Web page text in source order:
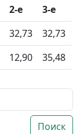
2-е
3-е
32,73
32,73
12,90 35,48
Поиск